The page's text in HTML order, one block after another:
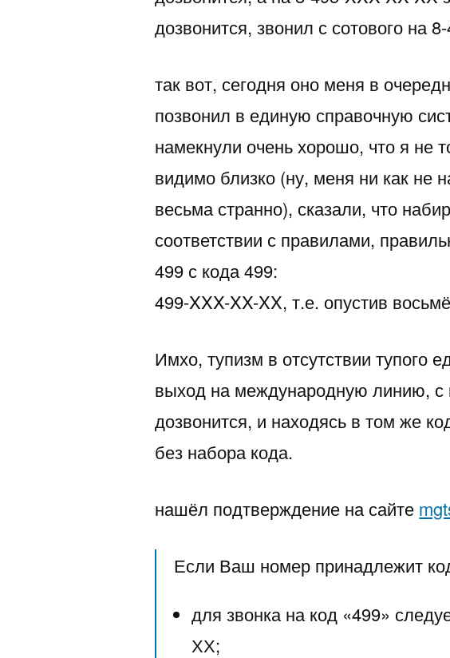
дозвонится, звонил с сотового на
так вот, сегодня оно меня в
позвонил в единую справочную
намекнули очень хорошо, что я не
видимо близко (ну, меня ни как не
весьма странно), сказали, что
соответствии с правилами,
499 с кода 499:
499-XXX-XX-XX, т.е. опустив
Имхо, тупизм в отсутствии тупого
выход на международную линию, с
дозвонится, и находясь в том же
без набора кода.
нашёл подтверждение на сайте
Если Ваш номер принадлежит
для звонка на код «499»
ХХ;